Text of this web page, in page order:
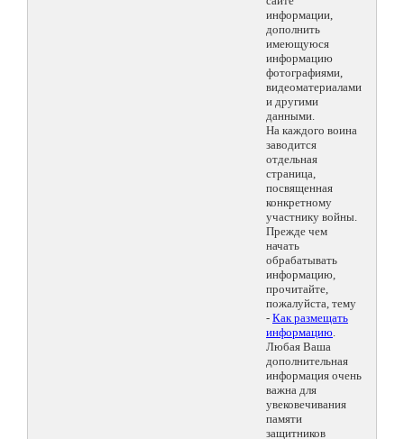
информации,
дополнить
имеющуюся
информацию
фотографиями,
видеоматериалами
и другими
данными.
На каждого воина
заводится
отдельная
страница,
посвященная
конкретному
участнику войны.
Прежде чем
начать
обрабатывать
информацию,
прочитайте,
пожалуйста, тему
- Как размещать
информацию.
Любая Ваша
дополнительная
информация очень
важна для
увековечивания
памяти
защитников